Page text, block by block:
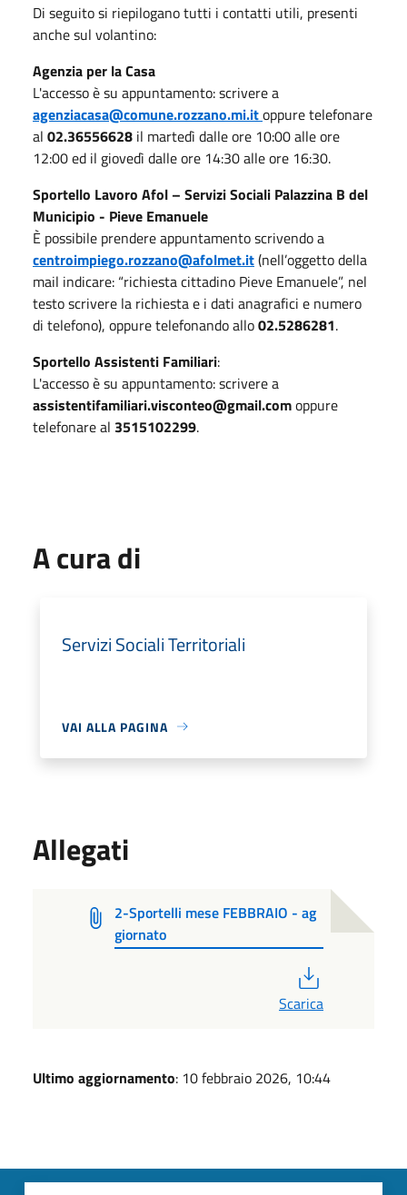
Di seguito si riepilogano tutti i contatti utili, presenti
anche sul volantino:
Agenzia per la Casa
L'accesso è su appuntamento: scrivere a
agenziacasa@comune.rozzano.mi.itoppure telefonare
al 02.36556628 il martedì dalle ore 10:00 alle ore
12:00 ed il giovedì dalle ore 14:30 alle ore 16:30.
Sportello Lavoro Afol – Servizi Sociali Palazzina B del
Municipio - Pieve Emanuele
È possibile prendere appuntamento scrivendo a
centroimpiego.rozzano@afolmet.it(nell’oggetto della
mail indicare: “richiesta cittadino Pieve Emanuele”, nel
testo scrivere la richiesta e i dati anagrafici e numero
di telefono), oppure telefonando allo02.5286281.
Sportello Assistenti Familiari:
L'accesso è su appuntamento: scrivere a
assistentifamiliari.visconteo@gmail.comoppure
telefonare al 3515102299.
A cura di
Servizi Sociali Territoriali
VAI ALLA PAGINA
Allegati
2-Sportelli mese FEBBRAIO - ag
giornato
Scarica
Ultimo aggiornamento: 10 febbraio 2026, 10:44